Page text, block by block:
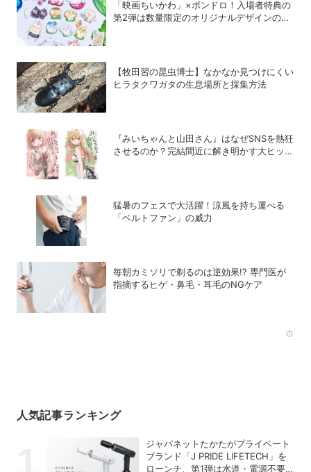
「映画ちいかわ」×ボンドロ！入場者特典の
第2弾は数量限定のオリジナルデザインのボ
【牧田習の昆虫博士】なかなか見つけにくい
ヒラタクワガタの生息場所と採集方法
『みいちゃんと山田さん』はなぜSNSを熱狂
させるのか？完結間近に解き明かす大ヒット
猛暑のフェスで大活躍！涼風を持ち運べる
「ベルトファン」の威力
毎朝カミソリで剃るのは逆効果!? 専門医が
指摘するヒゲ・鼻毛・耳毛のNGケア
人気記事ランキング
ジャパネットたかたがプライベート
ブランド「J PRIDE LIFETECH」を
ローンチ、第1弾は水道・電源不要